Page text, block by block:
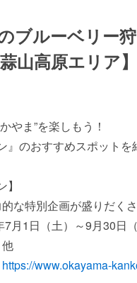
ブルーベリー
山高原エリア】
やま”を楽しもう！
』のおすすめスポットを
な特別企画が盛りだくさ
月1日（土）～9月30日（
https://www.okayama-